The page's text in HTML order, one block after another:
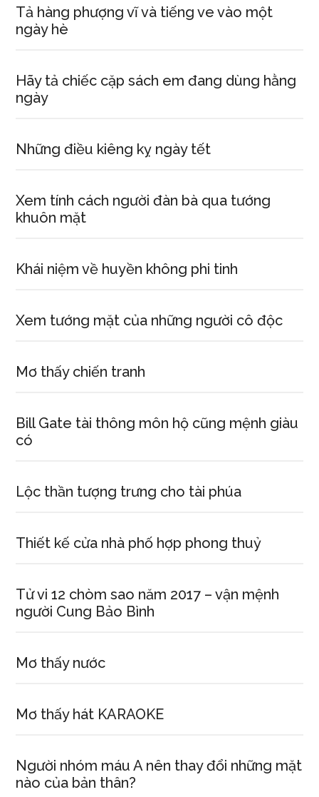
Tả hàng phượng vĩ và tiếng ve vào một
ngày hè
Hãy tả chiếc cặp sách em đang dùng hằng
ngày
Những điều kiêng kỵ ngày tết
Xem tính cách người đàn bà qua tướng
khuôn mặt
Khái niệm về huyền không phi tinh
Xem tướng mặt của những người cô độc
Mơ thấy chiến tranh
Bill Gate tài thông môn hộ cũng mệnh giàu
có
Lộc thần tượng trưng cho tài phúa
Thiết kế cửa nhà phố hợp phong thuỷ
Tử vi 12 chòm sao năm 2017 – vận mệnh
người Cung Bảo Bình
Mơ thấy nước
Mơ thấy hát KARAOKE
Người nhóm máu A nên thay đổi những mặt
nào của bản thân?